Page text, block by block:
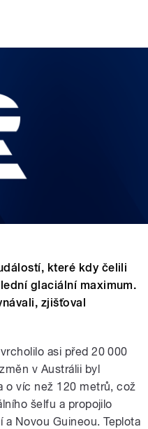
které kdy čelili
glaciální maximum.
zjišťoval
asi před 20 000
v Austrálii byl
o víc než 120 metrů, což
šelfu a propojilo
a Novou Guineou. Teplota